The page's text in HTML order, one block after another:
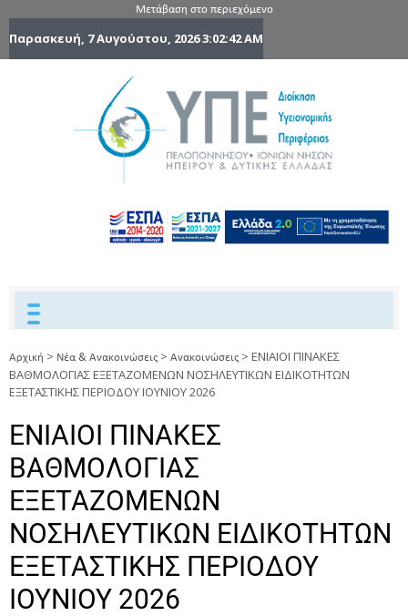
Μετάβαση στο περιεχόμενο
Παρασκευή, 7 Αυγούστου, 20263:02:43 AM
Ηπείρου
Δυτικής
Ελλάδας
Αρχική > Νέα & Ανακοινώσεις > Ανακοινώσεις > ΕΝΙΑΙΟΙ ΠΙΝΑΚΕΣ
ΒΑΘΜΟΛΟΓΙΑΣ ΕΞΕΤΑΖΟΜΕΝΩΝ ΝΟΣΗΛΕΥΤΙΚΩΝ ΕΙΔΙΚΟΤΗΤΩΝ
ΕΞΕΤΑΣΤΙΚΗΣ ΠΕΡΙΟΔΟΥ ΙΟΥΝΙΟΥ 2026
ΕΝΙΑΙΟΙ ΠΙΝΑΚΕΣ
ΒΑΘΜΟΛΟΓΙΑΣ
ΕΞΕΤΑΖΟΜΕΝΩΝ
ΝΟΣΗΛΕΥΤΙΚΩΝ ΕΙΔΙΚΟΤΗΤΩΝ
ΕΞΕΤΑΣΤΙΚΗΣ ΠΕΡΙΟΔΟΥ
ΙΟΥΝΙΟΥ 2026